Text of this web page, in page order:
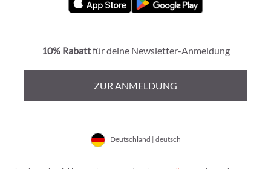
10% Rabattfür deine Newsletter-Anmeldung
ZUR ANMELDUNG
Deutschland | deutsch